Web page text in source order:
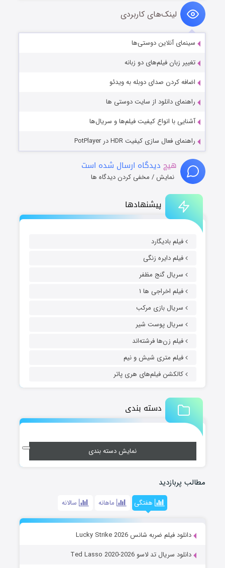
پیشنهادها
فیلم بادیگارد
فیلم دایره زنگی
سریال گنج مظفر
فیلم اخراجی ها ۱
سریال بازی مرکب
سریال پوست شیر
فیلم زن‌ها فرشته‌اند
فیلم متری شیش و نیم
کالکشن فیلم‌های هری پاتر
دسته بندی
نمایش دسته بندی
مطالب پربازدید
هفتگی ماهانه سالانه
دانلود فیلم ضربه شانس Lucky Strike 2026
دانلود سریال تد لاسو Ted Lasso 2020-2026
لینک‌های کاربردی
سینمای آنلاین دوستی‌ها
تغییر زبان فیلم‌های دو زبانه
اضافه کردن صدای دوبله به ویدئو
راهنمای دانلود از سایت دوستی ها
آشنایی با انواع کیفیت فیلم‌ها و سریال‌ها
راهنمای فعال سازی کیفیت HDR در PotPlayer
هیچ دیدگاه ارسال شده است
نمایش / مخفی کردن دیدگاه ها